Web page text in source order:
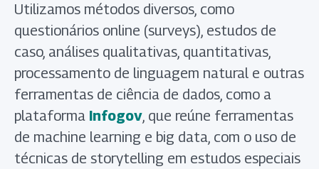
Utilizamos métodos diversos, como
questionários online (surveys), estudos de
caso, análises qualitativas, quantitativas,
processamento de linguagem natural e outras
ferramentas de ciência de dados, como a
plataforma Infogov, que reúne ferramentas
de machine learning e big data, com o uso de
técnicas de storytelling em estudos especiais